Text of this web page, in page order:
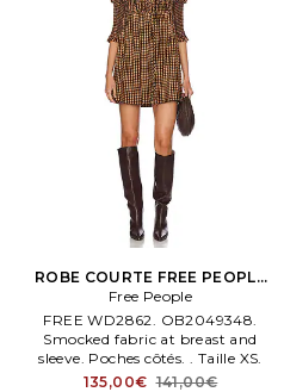
ROBE COURTE FREE PEOPLE
STAR DIP en Noir
Free People
FREE WD2862. OB2049348.
Smocked fabric at breast and
sleeve. Poches côtés. . Taille XS.
135,00€ 141,00€